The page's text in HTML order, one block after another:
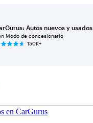
Autos nuevos y usados
Modo de concesionario
150K+
en CarGurus